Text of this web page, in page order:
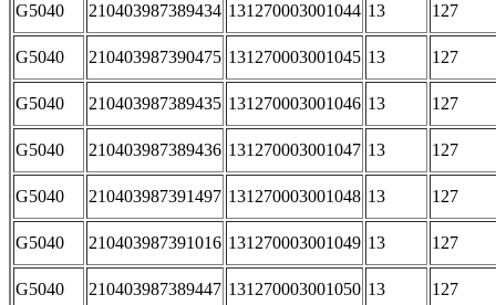
G5040 210403987389434 131270003001044 13 127
G5040 210403987390475 131270003001045 13 127
G5040 210403987389435 131270003001046 13 127
G5040 210403987389436 131270003001047 13 127
G5040 210403987391497 131270003001048 13 127
G5040 210403987391016 131270003001049 13 127
G5040 210403987389447 131270003001050 13 127